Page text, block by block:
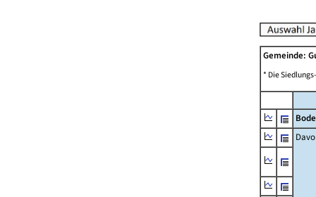
Gemeinde:
* Die